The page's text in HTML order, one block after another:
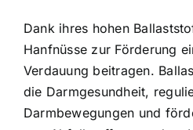
Dank ihres hohen
Hanfnüsse zur Förderung
Verdauung beitragen.
die Darmgesundheit,
Darmbewegungen und